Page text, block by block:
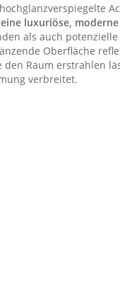
luxuriöse,
als auch
Oberfläche
den Raum erstrahlen
verbreitet.